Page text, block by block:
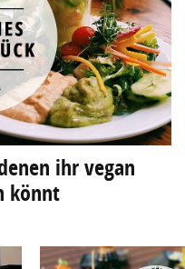
ihr vegan
könnt